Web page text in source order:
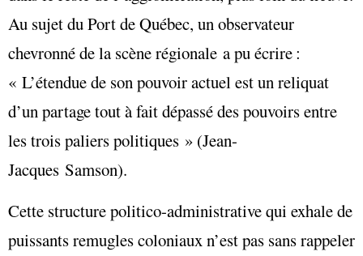
Au sujet du Port de Québec, un observateur
chevronné de la scène régionale a pu écrire :
« L’étendue de son pouvoir actuel est un reliquat
d’un partage tout à fait dépassé des pouvoirs entre
les trois paliers politiques » (Jean-
Jacques Samson).
Cette structure politico-administrative qui exhale de
puissants remugles coloniaux n’est pas sans rappeler